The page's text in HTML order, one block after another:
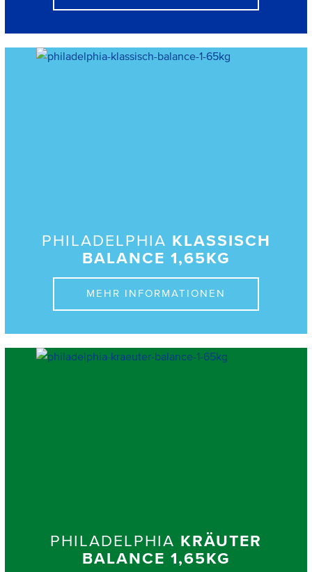
PHILADELPHIA KLASSISCH
BALANCE 1,65KG
MEHR INFORMATIONEN
PHILADELPHIA KRÄUTER
BALANCE 1,65KG